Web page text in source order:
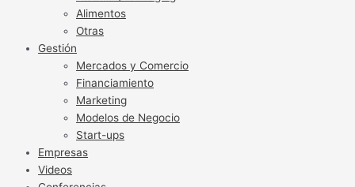
Alimentos
Otras
Gestión
Mercados y Comercio
Financiamiento
Marketing
Modelos de Negocio
Start-ups
Empresas
Videos